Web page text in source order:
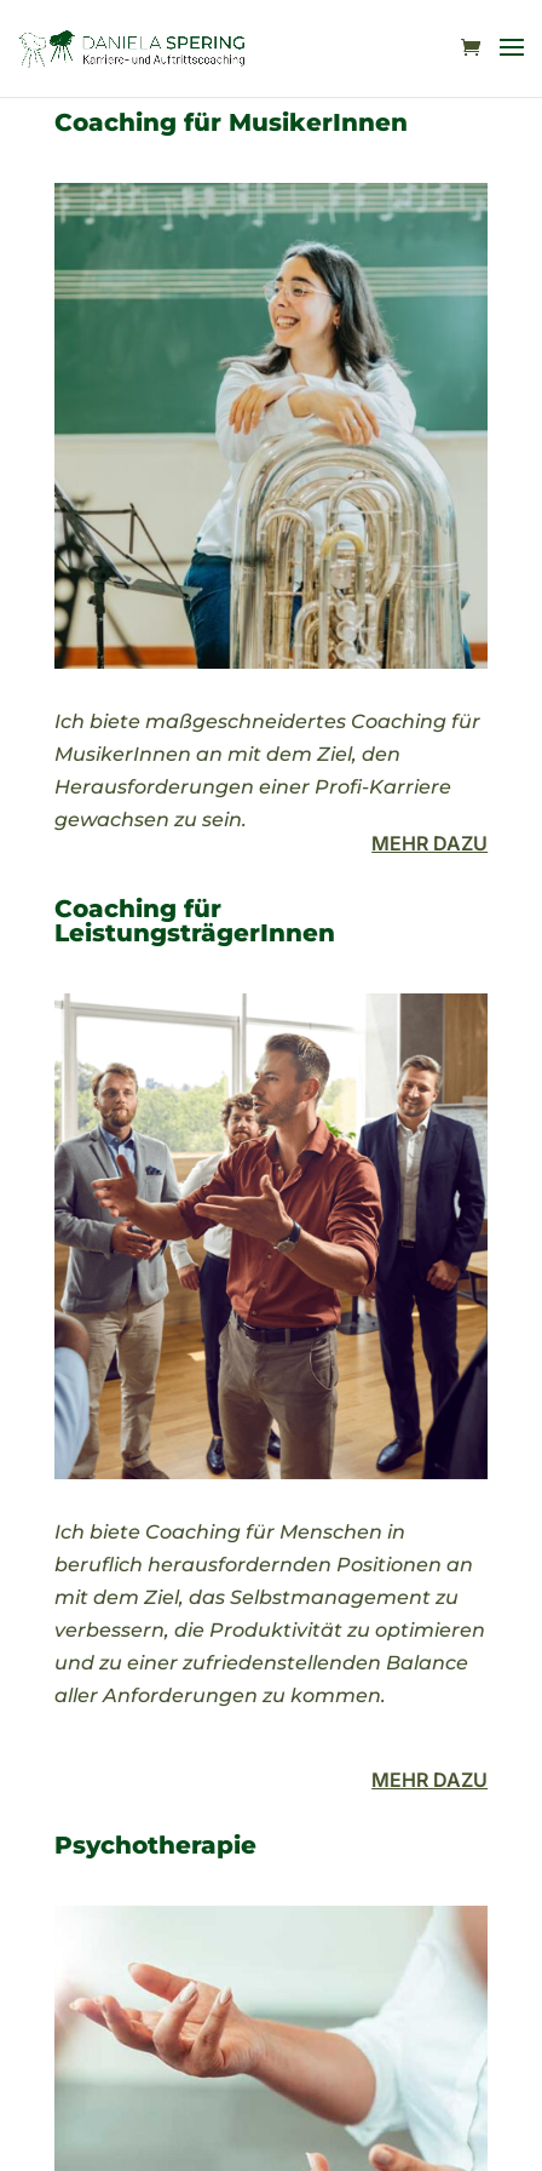
Coaching für MusikerInnen
Ich biete maßgeschneidertes Coaching für
MusikerInnen an mit dem Ziel, den
Herausforderungen einer Profi-Karriere
gewachsen zu sein.
MEHR DAZU
Coaching für
LeistungsträgerInnen
Ich biete Coaching für Menschen in
beruflich herausfordernden Positionen an
mit dem Ziel, das Selbstmanagement zu
verbessern, die Produktivität zu optimieren
und zu einer zufriedenstellenden Balance
aller Anforderungen zu kommen.
MEHR DAZU
Psychotherapie